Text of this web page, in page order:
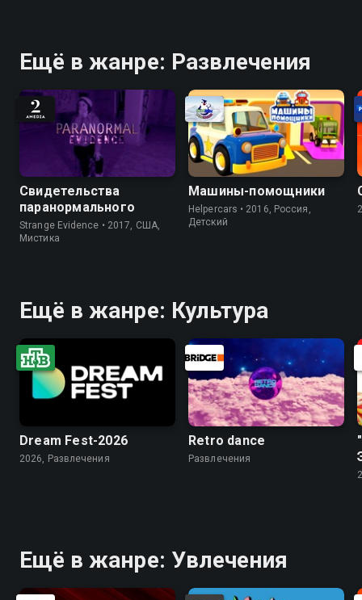
Ещё в жанре: Развлечения
Свидетельства
паранормального
Strange Evidence • 2017, США,
Мистика
Машины-помощники
Helpercars • 2016, Россия,
Детский
Ещё в жанре: Культура
Dream Fest-2026
2026, Развлечения
Retro dance
Развлечения
Ещё в жанре: Увлечения